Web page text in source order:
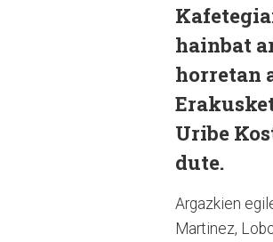
hainbat
horretan
Uribe
dute.
Argazkien
Martinez,